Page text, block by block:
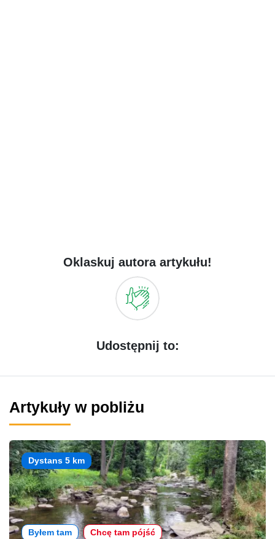
Oklaskuj autora artykułu!
Udostępnij to:
Artykuły w pobliżu
Dystans 5 km
Byłem tam Chcę tam pójść